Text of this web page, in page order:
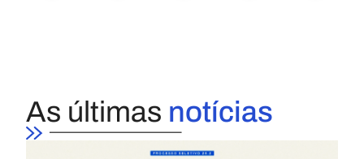
As últimas notícias